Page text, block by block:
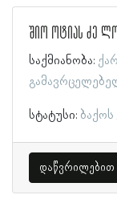
შიო ოტიას ძე
საქმიანობა:
სტატუსი:
დაწვრილებით